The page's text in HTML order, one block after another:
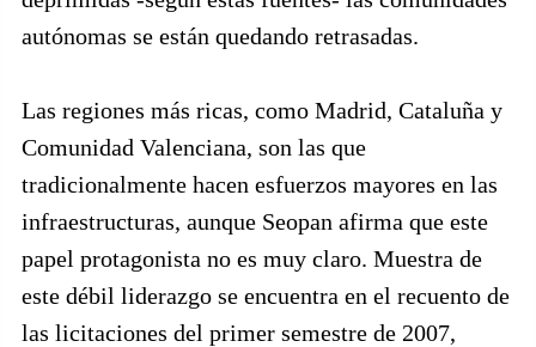
autónomas se están quedando retrasadas.
Las regiones más ricas, como Madrid, Cataluña y
Comunidad Valenciana, son las que
tradicionalmente hacen esfuerzos mayores en las
infraestructuras, aunque Seopan afirma que este
papel protagonista no es muy claro. Muestra de
este débil liderazgo se encuentra en el recuento de
las licitaciones del primer semestre de 2007,